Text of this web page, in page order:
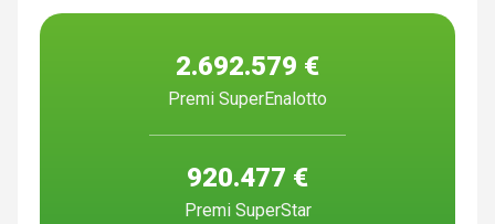
2.692.579 €
Premi SuperEnalotto
920.477 €
Premi SuperStar